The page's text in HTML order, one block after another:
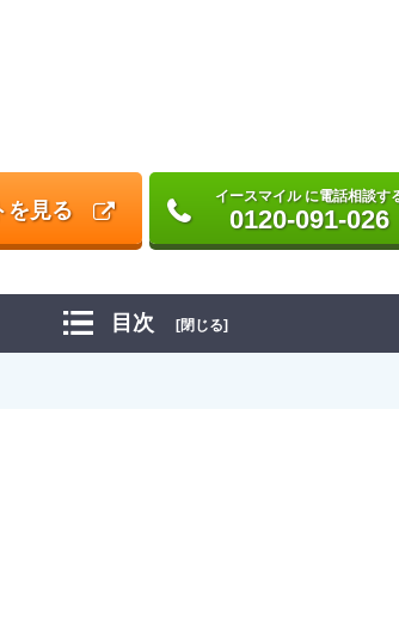
を見る
イースマイル に電話相談す
0120-091-026
目次 [閉じる]